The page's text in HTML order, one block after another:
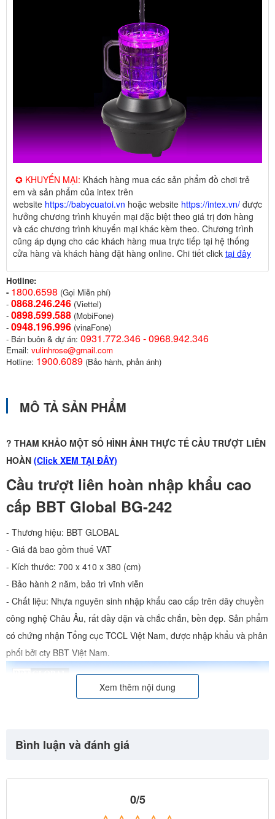
✪ KHUYẾN MẠI: Khách hàng mua các sản phẩm đồ chơi trẻ
em và sản phẩm của intex trên
website https://babycuatoi.vn hoặc website https://intex.vn/ được
hưởng chương trình khuyến mại đặc biệt theo giá trị đơn hàng
và các chương trình khuyến mại khác kèm theo. Chương trình
cũng áp dụng cho các khách hàng mua trực tiếp tại hệ thống
cửa hàng và khách hàng đặt hàng online. Chi tiết click tại đây
Hotline:
- 1800.6598 (Gọi Miễn phí)
- 0868.246.246 (Viettel)
- 0898.599.588 (MobiFone)
- 0948.196.996 (vinaFone)
- Bán buôn & dự án: 0931.772.346 - 0968.942.346
Email: vulinhrose@gmail.com
Hotline: 1900.6089 (Bảo hành, phản ánh)
MÔ TẢ SẢN PHẨM
? THAM KHẢO MỘT SỐ HÌNH ẢNH THỰC TẾ CẦU TRƯỢT LIÊN
HOÀN (Click XEM TẠI ĐÂY)
Cầu trượt liên hoàn nhập khẩu cao
cấp BBT Global BG-242
- Thương hiệu: BBT GLOBAL
- Giá đã bao gồm thuế VAT
- Kích thước: 700 x 410 x 380 (cm)
- Bảo hành 2 năm, bảo trì vĩnh viễn
- Chất liệu: Nhựa nguyên sinh nhập khẩu cao cấp trên dây chuyền
công nghệ Châu Âu, rất dầy dặn và chắc chắn, bền đẹp. Sản phẩm
có chứng nhận Tổng cục TCCL Việt Nam, được nhập khẩu và phân
phối bởi cty BBT Việt Nam.
Xem thêm nội dung
Bình luận và đánh giá
0/5